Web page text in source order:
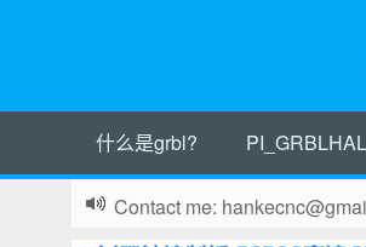
什么是grbl?
Contact me: